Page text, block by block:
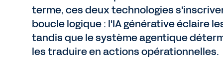
terme, ces deux technologies
boucle logique : l'IA générative éclaire
tandis que le système agentique
les traduire en actions opérationnelles.